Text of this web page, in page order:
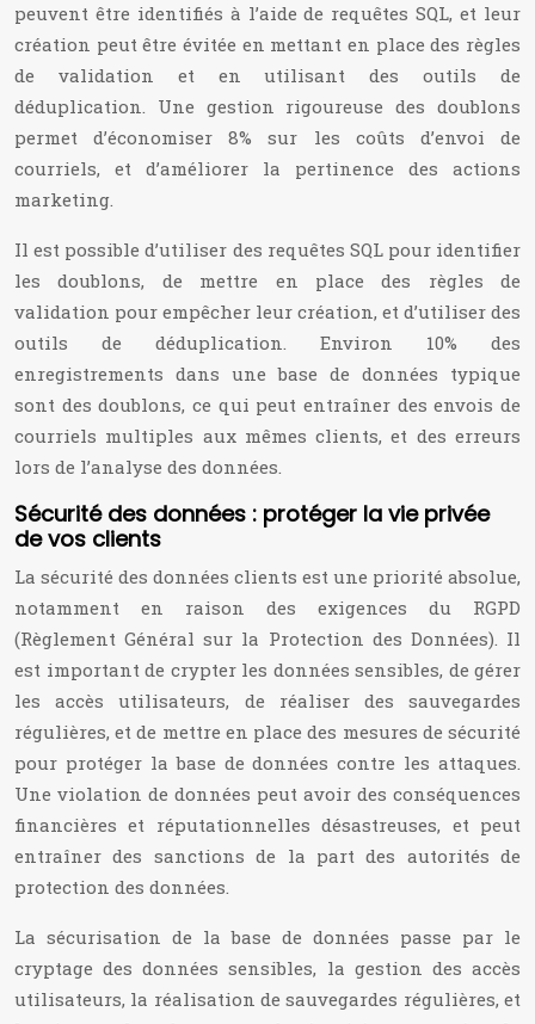
peuvent être identifiés à l’aide de requêtes SQL, et leur
création peut être évitée en mettant en place des règles
de validation et en utilisant des outils de
déduplication. Une gestion rigoureuse des doublons
permet d’économiser 8% sur les coûts d’envoi de
courriels, et d’améliorer la pertinence des actions
marketing.
Il est possible d’utiliser des requêtes SQL pour identifier
les doublons, de mettre en place des règles de
validation pour empêcher leur création, et d’utiliser des
outils de déduplication. Environ 10% des
enregistrements dans une base de données typique
sont des doublons, ce qui peut entraîner des envois de
courriels multiples aux mêmes clients, et des erreurs
lors de l’analyse des données.
Sécurité des données : protéger la vie privée
de vos clients
La sécurité des données clients est une priorité absolue,
notamment en raison des exigences du RGPD
(Règlement Général sur la Protection des Données). Il
est important de crypter les données sensibles, de gérer
les accès utilisateurs, de réaliser des sauvegardes
régulières, et de mettre en place des mesures de sécurité
pour protéger la base de données contre les attaques.
Une violation de données peut avoir des conséquences
financières et réputationnelles désastreuses, et peut
entraîner des sanctions de la part des autorités de
protection des données.
La sécurisation de la base de données passe par le
cryptage des données sensibles, la gestion des accès
utilisateurs, la réalisation de sauvegardes régulières, et